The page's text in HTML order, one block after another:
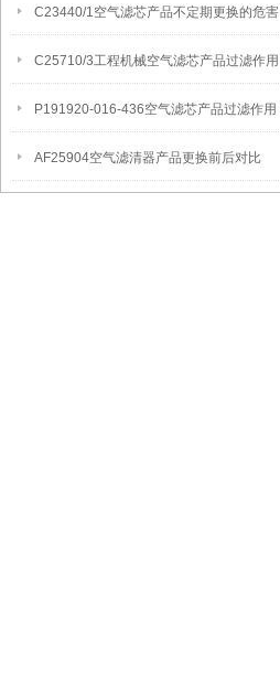
C23440/1空气滤芯产品不定期更换的危害
C25710/3工程机械空气滤芯产品过滤作用
P191920-016-436空气滤芯产品过滤作用
AF25904空气滤清器产品更换前后对比